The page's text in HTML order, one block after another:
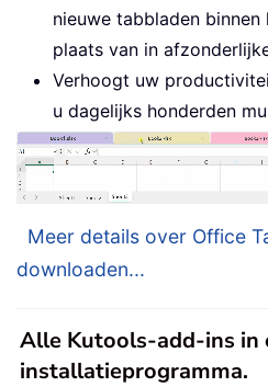
nieuwe tabbladen
plaats van in
Verhoogt uw
u dagelijks honderden
Meer details over Office
downloaden...
Alle Kutools-add-ins in
installatieprogramma.